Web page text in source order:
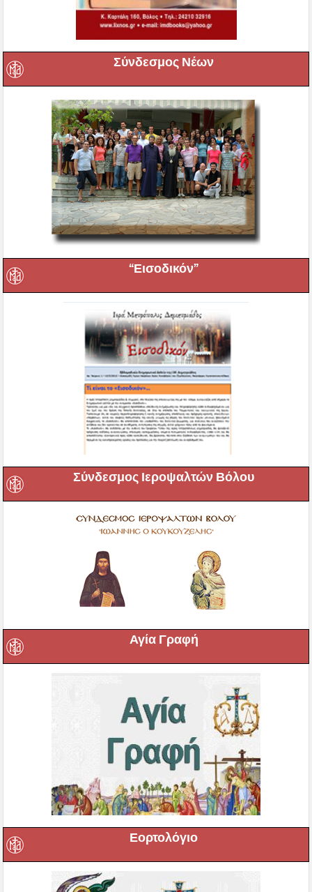
Σύνδεσμος Νέων
“Εισοδικόν”
Σύνδεσμος Ιεροψαλτών Βόλου
Αγία Γραφή
Εορτολόγιο